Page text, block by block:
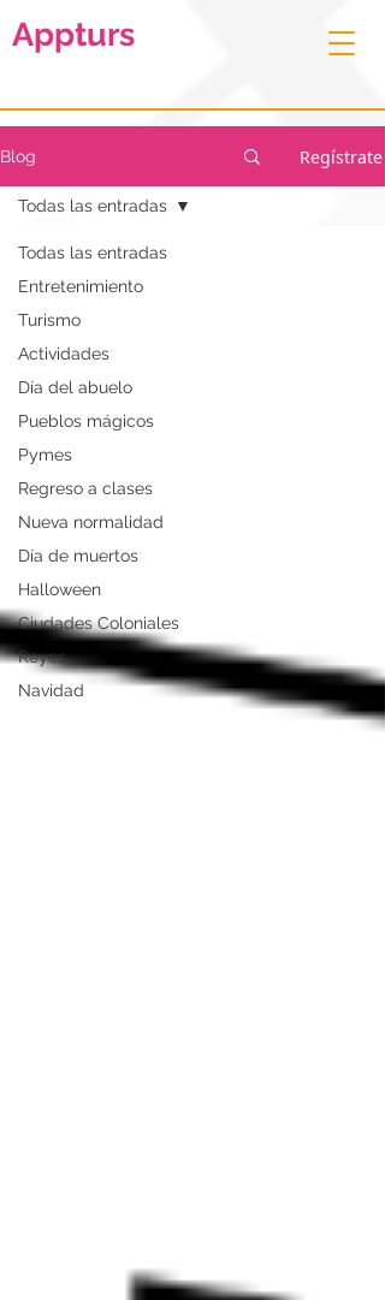
Appturs
Blog Regístrate
Todas las entradas
Entretenimiento
Turismo
Actividades
Día del abuelo
Pueblos mágicos
Pymes
Regreso a clases
Nueva normalidad
Día de muertos
Halloween
Ciudades Coloniales
Reyes
Navidad
Todas las entradas